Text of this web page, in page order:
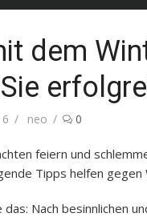
dem
Author
neo 0
feiern und
Tipps helfen gegen
das: Nach besinnlichen